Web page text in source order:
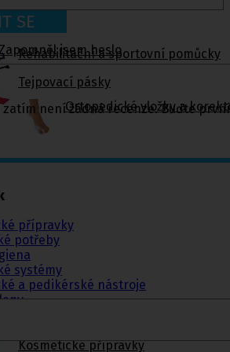
Rehabilitační a sportovní pomůcky
Tejpovací pásky
Ortopedické vložky a
přípravky
potřeby
systémy
a pedikérské nástroje
Kosmetické přípravky
SE
jsem heslo
není žádná recenze. Buďte